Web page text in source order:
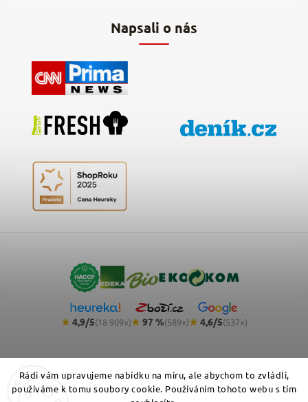
Rádi vám upravujeme nabídku na míru, ale abychom to zvládli,
používáme k tomu soubory cookie. Používáním tohoto webu s tím
Napsali o nás
★4,9/5(18 909×)★97 %(589×)★4,6/5(537×)